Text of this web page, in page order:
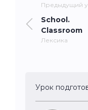
Предыдущий
School.
Classroom
Лексика
Урок